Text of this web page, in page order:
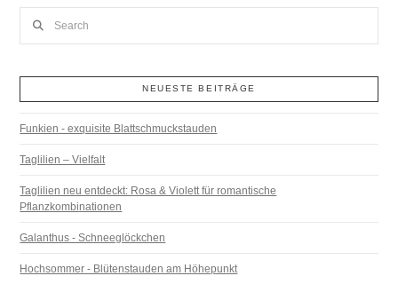
NEUESTE BEITRÄGE
Funkien - exquisite Blattschmuckstauden
Taglilien – Vielfalt
Taglilien neu entdeckt: Rosa & Violett für romantische
Pflanzkombinationen
Galanthus - Schneeglöckchen
Hochsommer - Blütenstauden am Höhepunkt